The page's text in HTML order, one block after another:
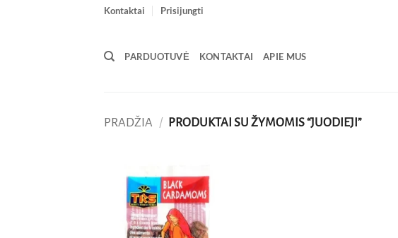
Kontaktai Prisijungti
PARDUOTUVĖ KONTAKTAI APIE MUS
PRADŽIA / PRODUKTAI SU ŽYMOMIS “JUODIEJI”
Pridėti